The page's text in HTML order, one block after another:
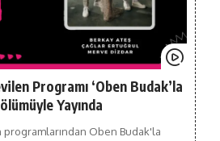
Programı ‘Oben Budak’la
Yayında
programlarından Oben Budak'la